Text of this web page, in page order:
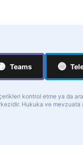
Teams 🔵
kontrol etme ya da
Hukuka ve mevzuata